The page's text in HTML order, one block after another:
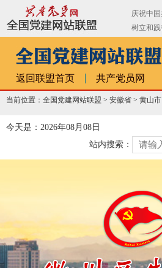
返回联盟首页 共产党员网
当前位置：全国党建网站联盟 > 安徽省 > 黄山市
今天是：2026年08月08日
站内搜索：